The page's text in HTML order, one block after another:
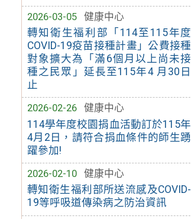
2026-03-05
健康中心
轉知衛生福利部「114至115年度
COVID-19疫苗接種計畫」公費接種
對象擴大為「滿6個月以上尚未接
種之民眾」延長至115年4 月30日
止
2026-02-26
健康中心
114學年度校園捐血活動訂於115年
4月2日，請符合捐血條件的師生踴
躍參加!
2026-02-10
健康中心
轉知衛生福利部所送流感及COVID-
19等呼吸道傳染病之防治資訊